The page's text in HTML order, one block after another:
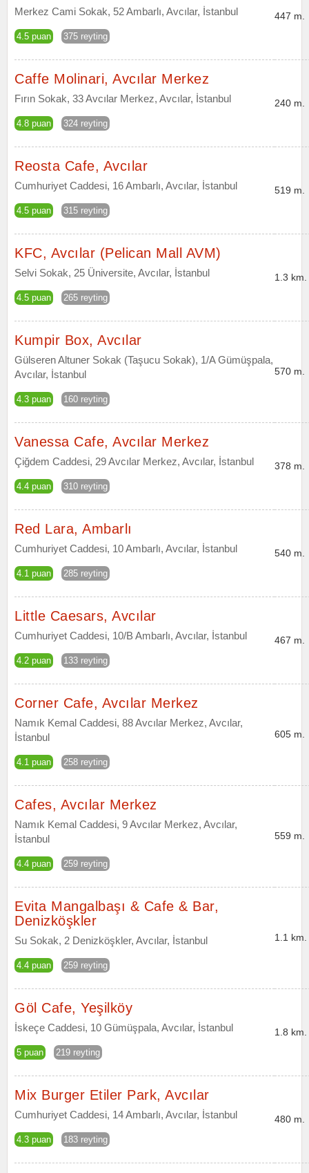
Merkez Cami Sokak, 52 Ambarlı, Avcılar, İstanbul
4.5 puan 375 reyting
447 m.
Caffe Molinari, Avcılar Merkez
Fırın Sokak, 33 Avcılar Merkez, Avcılar, İstanbul
4.8 puan 324 reyting
240 m.
Reosta Cafe, Avcılar
Cumhuriyet Caddesi, 16 Ambarlı, Avcılar, İstanbul
4.5 puan 315 reyting
519 m.
KFC, Avcılar (Pelican Mall AVM)
Selvi Sokak, 25 Üniversite, Avcılar, İstanbul
4.5 puan 265 reyting
1.3 km.
Kumpir Box, Avcılar
Gülseren Altuner Sokak (Taşucu Sokak), 1/A Gümüşpala,
Avcılar, İstanbul
4.3 puan 160 reyting
570 m.
Vanessa Cafe, Avcılar Merkez
Çiğdem Caddesi, 29 Avcılar Merkez, Avcılar, İstanbul
4.4 puan 310 reyting
378 m.
Red Lara, Ambarlı
Cumhuriyet Caddesi, 10 Ambarlı, Avcılar, İstanbul
4.1 puan 285 reyting
540 m.
Little Caesars, Avcılar
Cumhuriyet Caddesi, 10/B Ambarlı, Avcılar, İstanbul
4.2 puan 133 reyting
467 m.
Corner Cafe, Avcılar Merkez
Namık Kemal Caddesi, 88 Avcılar Merkez, Avcılar,
İstanbul
4.1 puan 258 reyting
605 m.
Cafes, Avcılar Merkez
Namık Kemal Caddesi, 9 Avcılar Merkez, Avcılar,
İstanbul
4.4 puan 259 reyting
559 m.
Evita Mangalbaşı & Cafe & Bar,
Denizköşkler
Su Sokak, 2 Denizköşkler, Avcılar, İstanbul
4.4 puan 259 reyting
1.1 km.
Göl Cafe, Yeşilköy
İskeçe Caddesi, 10 Gümüşpala, Avcılar, İstanbul
5 puan 219 reyting
1.8 km.
Mix Burger Etiler Park, Avcılar
Cumhuriyet Caddesi, 14 Ambarlı, Avcılar, İstanbul
4.3 puan 183 reyting
480 m.